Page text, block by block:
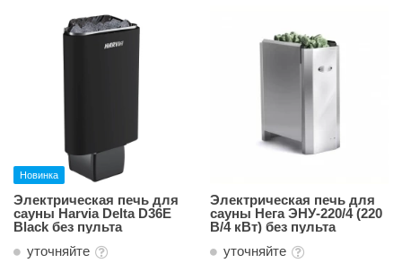
Новинка
Электрическая печь для
сауны Harvia Delta D36E
Black без пульта
уточняйте
Электрическая печь для
сауны Нега ЭНУ-220/4 (220
В/4 кВт) без пульта
уточняйте